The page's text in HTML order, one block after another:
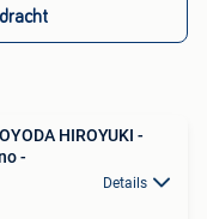
HIROYUKI -
-
Details